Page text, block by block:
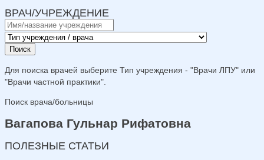
ВРАЧ/УЧРЕЖДЕНИЕ
Поиск
Для поиска врачей выберите Тип учреждения - "Врачи ЛПУ" или
"Врачи частной практики".
Поиск врача/больницы
Вагапова Гульнар Рифатовна
ПОЛЕЗНЫЕ СТАТЬИ